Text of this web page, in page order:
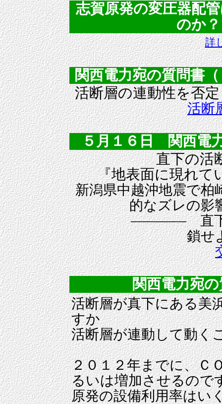
志賀原発の変圧器配
のか
詳
関西電力宛の質問書
活断層の連動性を否
活断
５月１６日 関西電
直下の活
『地表面に現れて
新潟県中越沖地震で柏
的なズレの影
―――― 直下に活
鎖
関西電力宛
活断層が真下にある美
すか
活断層が連動して動く
２０１２年までに、Ｃ
るいは増加させるので
原発の設備利用率はい